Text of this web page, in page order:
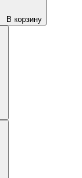
В корзину